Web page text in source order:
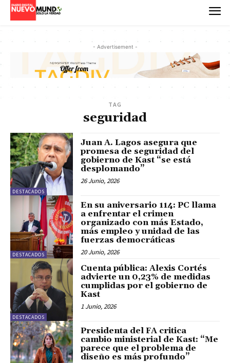
- Advertisement -
TAG
seguridad
DESTACADOS
Juan A. Lagos asegura que
promesa de seguridad del
gobierno de Kast “se está
desplomando”
26 Junio, 2026
DESTACADOS
En su aniversario 114: PC llama
a enfrentar el crimen
organizado con más Estado,
más empleo y unidad de las
fuerzas democráticas
20 Junio, 2026
DESTACADOS
Cuenta pública: Alexis Cortés
advierte un 0,23% de medidas
cumplidas por el gobierno de
Kast
1 Junio, 2026
Presidenta del FA critica
cambio ministerial de Kast: “Me
parece que el problema de
diseño es más profundo”